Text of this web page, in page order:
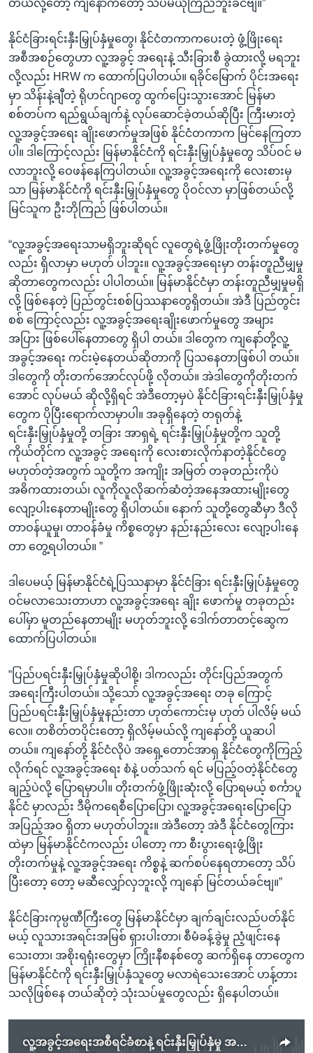
တယ်လို့တော့ ကျနော်ကတော့ သိပ်မယုံကြည်ဘူးခင်ဗျ။”
နိုင်ငံခြားရင်းနှီးမြှုပ်နှံမှုတွေ၊ နိုင်ငံတကာကပေးတဲ့ ဖွံ့ဖြိုးရေး
အစီအစဉ်တွေဟာ လူ့အခွင့် အရေးနဲ့ သီးခြားစီ ခွဲထားလို့ မရဘူး
လို့လည်း HRW က ထောက်ပြပါတယ်။ ရခိုင်မြောက် ပိုင်းအရေး
မှာ သိန်းနဲ့ချီတဲ့ ရိုဟင်ဂျာတွေ ထွက်ပြေးသွားအောင် မြန်မာ
စစ်တပ်က ရည်ရွယ်ချက်နဲ့ လုပ်ဆောင်ခဲ့တယ်ဆိုပြီး ကြီးမားတဲ့
လူ့အခွင့်အရေး ချိုးဖောက်မှုအဖြစ် နိုင်ငံတကာက မြင်နေကြတာ
ပါ။ ဒါကြောင့်လည်း မြန်မာနိုင်ငံကို ရင်းနှီးမြှုပ်နှံမှုတွေ သိပ်ဝင် မ
လာဘူးလို့ ဝေဖန်နေကြပါတယ်။ လူ့အခွင့်အရေးကို လေးစားမှ
သာ မြန်မာနိုင်ငံကို ရင်းနှီးမြှုပ်နှံမှုတွေ ပိုဝင်လာ မှာဖြစ်တယ်လို့
မြင်သူက ဦးဘိုကြည် ဖြစ်ပါတယ်။
“လူ့အခွင့်အရေးသာမရှိဘူးဆိုရင် လူတွေရဲ့ဖွံ့ဖြိုးတိုးတက်မှုတွေ
လည်း ရှိလာမှာ မဟုတ် ပါဘူး။ လူ့အခွင့်အရေးမှာ တန်းတူညီမျှမှု
ဆိုတာတွေကလည်း ပါပါတယ်။ မြန်မာနိုင်ငံမှာ တန်းတူညီမျှမှုမရှိ
လို့ ဖြစ်နေတဲ့ ပြည်တွင်းစစ်ပြဿနာတွေရှိတယ်။ အဲဒီ ပြည်တွင်း
စစ် ကြောင့်လည်း လူ့အခွင့်အရေးချိုးဖောက်မှုတွေ အများ
အပြား ဖြစ်ပေါ်နေတာတွေ ရှိပါ တယ်။ ဒါတွေက ကျနော်တို့လူ့
အခွင့်အရေး ကင်းမဲ့နေတယ်ဆိုတာကို ပြသနေတာဖြစ်ပါ တယ်။
ဒါတွေကို တိုးတက်အောင်လုပ်ဖို့ လိုတယ်။ အဲဒါတွေကိုတိုးတက်
အောင် လုပ်မယ် ဆိုလို့ရှိရင် အဲဒီတော့မှပဲ နိုင်ငံခြားရင်းနှီးမြှုပ်နှံမှု
တွေက ပိုပြီးရောက်လာမှာပါ။ အခုရှိနေတဲ့ တရုတ်နဲ့
ရင်းနှီးမြှုပ်နှံမှုတို့ တခြား အာရှရဲ့ ရင်းနှီးမြှုပ်နှံမှုတို့က သူတို့
ကိုယ်တိုင်က လူ့အခွင့် အရေးကို လေးစားလိုက်နာတဲ့နိုင်ငံတွေ
မဟုတ်တဲ့အတွက် သူတို့က အကျိုး အမြတ် တခုတည်းကိုပဲ
အဓိကထားတယ်၊ လူကိုလူလိုဆက်ဆံတဲ့အနေအထားမျိုးတွေ
လျော့ပါးနေတာမျိုးတွေ ရှိပါတယ်။ နောက် သူတို့တွေဆီမှာ ဒီလို
တာဝန်ယူမှု၊ တာဝန်ခံမှု ကိစ္စတွေမှာ နည်းနည်းလေး လျော့ပါးနေ
တာ တွေ့ရပါတယ်။ ”
ဒါပေမယ့် မြန်မာနိုင်ငံရဲ့ပြဿနာမှာ နိုင်ငံခြား ရင်းနှီးမြှုပ်နှံမှုတွေ
ဝင်မလာသေးတာဟာ လူ့အခွင့်အရေး ချိုး ဖောက်မှု တခုတည်း
ပေါ်မှာ မူတည်နေတာမျိုး မဟုတ်ဘူးလို့ ဒေါက်တာတင့်ဆွေက
ထောက်ပြပါတယ်။
“ပြည်ပရင်းနှီးမြှုပ်နှံမှုဆိုပါစို့၊ ဒါကလည်း တိုင်းပြည်အတွက်
အရေးကြီးပါတယ်။ သို့သော် လူ့အခွင့်အရေး တခု ကြောင့်
ပြည်ပရင်းနှီးမြှုပ်နှံမှုနည်းတာ ဟုတ်ကောင်းမှ ဟုတ် ပါလိမ့် မယ်
လေ။ တစိတ်တပိုင်းတော့ ရှိလိမ့်မယ်လို့ ကျနော်တို့ ယူဆပါ
တယ်။ ကျနော်တို့ နိုင်ငံလိုပဲ အရှေ့တောင်အာရှ နိုင်ငံတွေကိုကြည့်
လိုက်ရင် လူ့အခွင့်အရေး စံနဲ့ ပတ်သက် ရင် မပြည့်ဝတဲ့နိုင်ငံတွေ
ချည့်ပဲလို့ ပြောရမှာပါ။ တိုးတက်ဖွံ့ဖြိုးဆုံးလို့ ပြောရမယ့် စင်္ကာပူ
နိုင်ငံ မှာလည်း ဒီမိုကရေစီပြောပြော၊ လူ့အခွင့်အရေးပြောပြော
အပြည့်အဝ ရှိတာ မဟုတ်ပါဘူး။ အဲဒီတော့ အဲဒီ နိုင်ငံတွေကြား
ထဲမှာ မြန်မာနိုင်ငံကလည်း ပါတော့ ကာ စီးပွားရေးဖွံ့ဖြိုး
တိုးတက်မှုနဲ့ လူ့အခွင့်အရေး ကိစ္စနဲ့ ဆက်စပ်နေရတာတော့ သိပ်
ပြီးတော့ တော့ မဆီလျှော်လှဘူးလို့ ကျနော် မြင်တယ်ခင်ဗျ။”
နိုင်ငံခြားကုမ္ပဏီကြီးတွေ မြန်မာနိုင်ငံမှာ ချက်ချင်းလည်ပတ်နိုင်
မယ့် လူသားအရင်းအမြစ် ရှားပါးတာ၊ စီမံခန့်ခွဲမှု ညံ့ဖျင်းနေ
သေးတာ၊ အစိုးရရုံးတွေမှာ ကြိုးနီစနစ်တွေ ဆက်ရှိနေ တာတွေက
မြန်မာနိုင်ငံကို ရင်းနှီးမြှုပ်နှံသူတွေ မလာရဲသေးအောင် ဟန့်တား
သလိုဖြစ်နေ တယ်ဆိုတဲ့ သုံးသပ်မှုတွေလည်း ရှိနေပါတယ်။
လူ့အခွင့်အရေးအစီရင်ခံစာနဲ့ ရင်းနှီးမြှုပ်နှံမှု အလားအလာ